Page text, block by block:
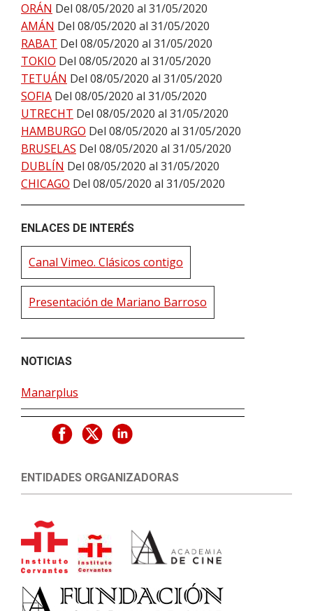
ORÁN Del 08/05/2020 al 31/05/2020
AMÁN Del 08/05/2020 al 31/05/2020
RABAT Del 08/05/2020 al 31/05/2020
TOKIO Del 08/05/2020 al 31/05/2020
TETUÁN Del 08/05/2020 al 31/05/2020
SOFIA Del 08/05/2020 al 31/05/2020
UTRECHT Del 08/05/2020 al 31/05/2020
HAMBURGO Del 08/05/2020 al 31/05/2020
BRUSELAS Del 08/05/2020 al 31/05/2020
DUBLÍN Del 08/05/2020 al 31/05/2020
CHICAGO Del 08/05/2020 al 31/05/2020
ENLACES DE INTERÉS
Canal Vimeo. Clásicos contigo
Presentación de Mariano Barroso
NOTICIAS
Manarplus
ENTIDADES ORGANIZADORAS